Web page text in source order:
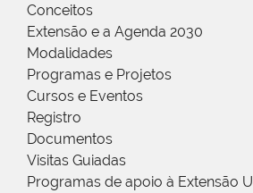
Conceitos
Extensão e a Agenda 2030
Modalidades
Programas e Projetos
Cursos e Eventos
Registro
Documentos
Visitas Guiadas
Programas de apoio à Extensão